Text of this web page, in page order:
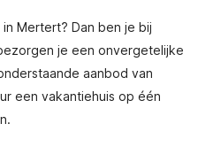
Mertert? Dan ben je bij
je een onvergetelijke
aanbod van
een vakantiehuis op één